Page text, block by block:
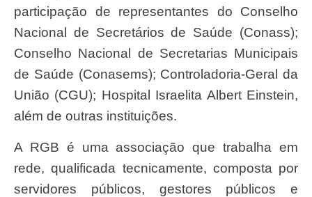
participação de representantes do Conselho
Nacional de Secretários de Saúde (Conass);
Conselho Nacional de Secretarias Municipais
de Saúde (Conasems); Controladoria-Geral da
União (CGU); Hospital Israelita Albert Einstein,
além de outras instituições.
A RGB é uma associação que trabalha em
rede, qualificada tecnicamente, composta por
servidores públicos, gestores públicos e